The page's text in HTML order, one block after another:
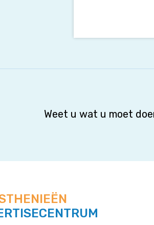
Weet u wat u moet